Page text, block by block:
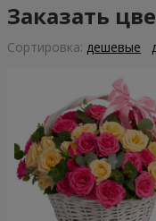
Заказать
Cортировка: дешевые